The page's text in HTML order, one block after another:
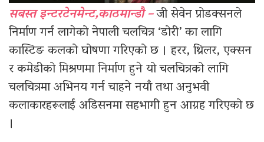
सबस्त इन्टरटेनमेन्ट,काठमान्डौ –जी सेवेन प्रोडक्सनले
निर्माण गर्न लागेको नेपाली चलचित्र ‘डोरी’ का लागि
कास्टिङ कलको घोषणा गरिएको छ । हरर, थ्रिलर, एक्सन
र कमेडीको मिश्रणमा निर्माण हुने यो चलचित्रको लागि
चलचित्रमा अभिनय गर्न चाहने नयाँ तथा अनुभवी
कलाकारहरूलाई अडिसनमा सहभागी हुन आग्रह गरिएको छ
।